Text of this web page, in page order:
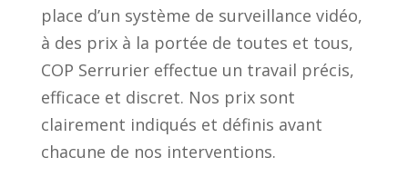
place d’un système de surveillance vidéo,
à des prix à la portée de toutes et tous,
COP Serrurier effectue un travail précis,
efficace et discret. Nos prix sont
clairement indiqués et définis avant
chacune de nos interventions.